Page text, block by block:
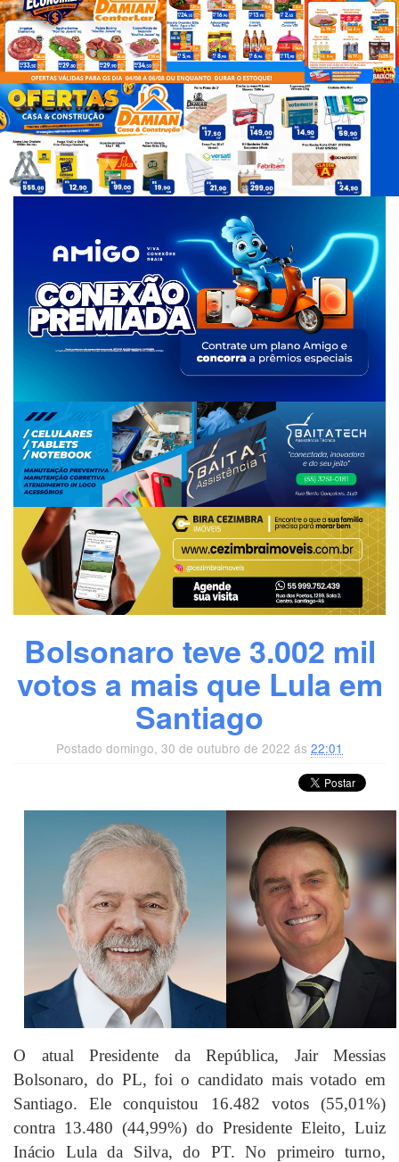
d
e
a
g
s
Bolsonaro teve 3.002 mil
votos a mais que Lula em
Santiago
Postado domingo, 30 de outubro de 2022 ás 22:01
O atual Presidente da República, Jair Messias
Bolsonaro, do PL, foi o candidato mais votado em
Santiago. Ele conquistou 16.482 votos (55,01%)
contra 13.480 (44,99%) do Presidente Eleito, Luiz
Inácio Lula da Silva, do PT. No primeiro turno,